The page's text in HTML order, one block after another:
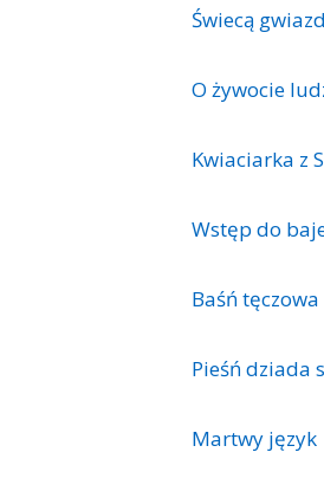
Świecą
O żywocie
Kwiaciarka z
Wstęp do
Baśń tęczowa
Pieśń dziada
Martwy język